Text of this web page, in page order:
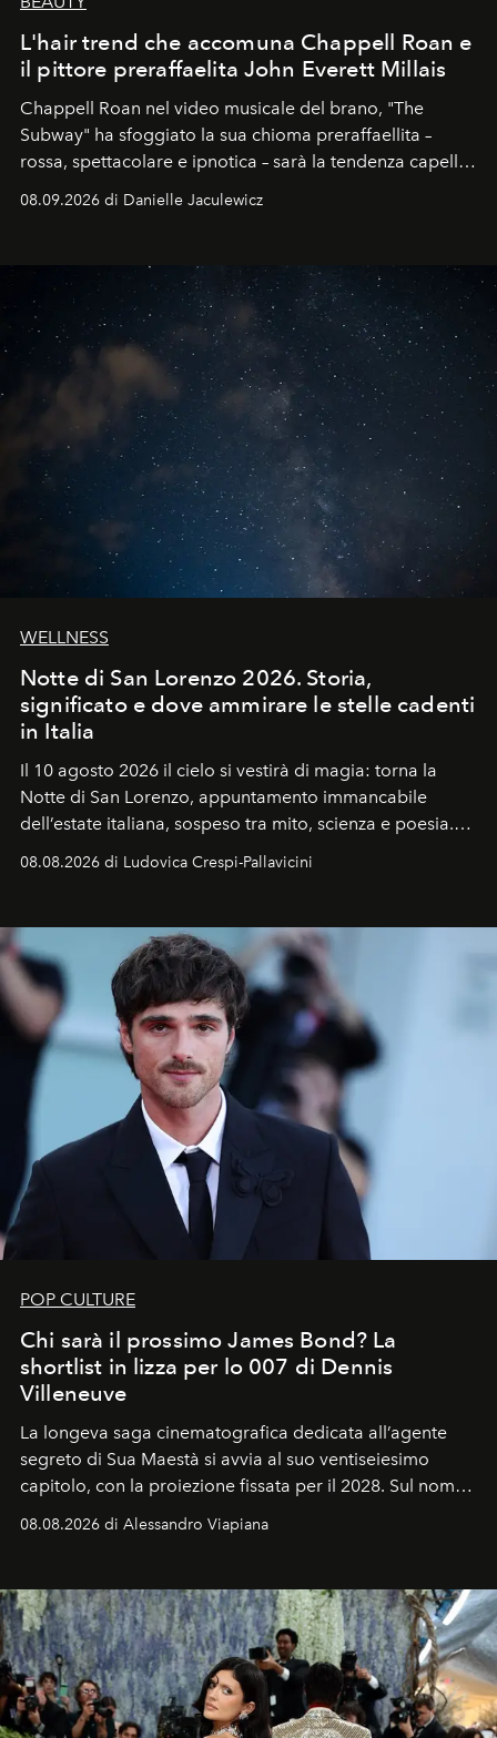
L'hair trend che accomuna Chappell Roan e
il pittore preraffaelita John Everett Millais
Chappell Roan nel video musicale del brano, "The
Subway" ha sfoggiato la sua chioma preraffaellita –
rossa, spettacolare e ipnotica – sarà la tendenza capelli
dell'autunno?
08.09.2026 di Danielle Jaculewicz
WELLNESS
Notte di San Lorenzo 2026. Storia,
significato e dove ammirare le stelle cadenti
in Italia
Il 10 agosto 2026 il cielo si vestirà di magia: torna la
Notte di San Lorenzo, appuntamento immancabile
dell’estate italiana, sospeso tra mito, scienza e poesia.
Sarà il momento in cui gli occhi si alzano verso la volta
celeste per seguire il passaggio delle
all’universo i desideri più segreti
08.08.2026 di Ludovica Crespi-Pallavicini
POP CULTURE
Chi sarà il prossimo James Bond? La
shortlist in lizza per lo 007 di Dennis
Villeneuve
La longeva saga cinematografica dedicata all’agente
segreto di Sua Maestà si avvia al suo ventiseiesimo
capitolo, con la proiezione fissata per il 2028. Sul nome
dell’attore chiamato a raccogliere l’eredità di Daniel
Craig, però, regna ancora il più assoluto riserbo.
08.08.2026 di Alessandro Viapiana